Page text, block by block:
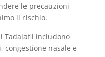
le precauzioni
il rischio.
Tadalafil includono
congestione nasale e